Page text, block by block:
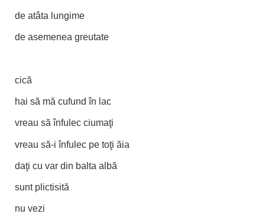
de atâta lungime
de asemenea greutate
cică
hai să mă cufund în lac
vreau să înfulec ciumaţi
vreau să-i înfulec pe toţi ăia
daţi cu var din balta albă
sunt plictisită
nu vezi